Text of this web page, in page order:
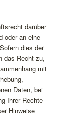
darüber
oder an eine
dies der
das Recht zu,
mit
Daten, bei
Ihrer Rechte
Hinweise